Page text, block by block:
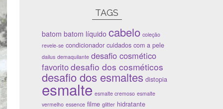
TAGS
batom batom líquido cabelo coleção
revele-se condicionador cuidados com a pele
dailus demaquilante desafio cosmético
favoritodesafio dos cosméticos
desafio dos esmaltes distopia
esmalte esmalte cremoso esmalte
vermelho essence filme glitter hidratante